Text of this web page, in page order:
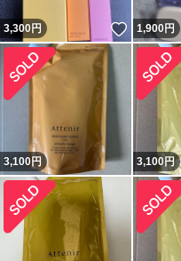
3,300円 いいね！
1,900円
3,100円 3,100円